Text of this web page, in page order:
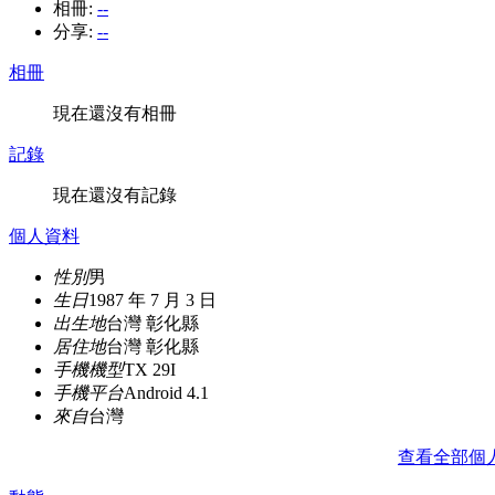
相冊: --
分享: --
相冊
現在還沒有相冊
記錄
現在還沒有記錄
個人資料
性別男
生日1987 年 7 月 3 日
出生地台灣 彰化縣
居住地台灣 彰化縣
手機機型TX 29I
手機平台Android 4.1
來自台灣
查看全部個